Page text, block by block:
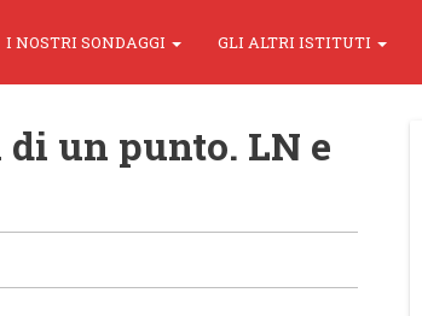
I NOSTRI SONDAGGI GLI ALTRI ISTITUTI
di un punto. LN e